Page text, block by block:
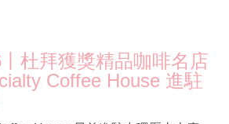
杜拜獲獎精品咖啡名店
Coffee House 進駐